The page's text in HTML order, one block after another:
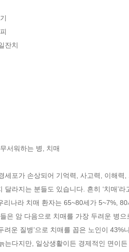
잔치
서워하는 병, 치매
세포가 손상되어 기억력, 사고력, 이해
달라지는 분들도 있습니다. 흔히 ‘치매’
리나라 치매 환자는 65~80세가 5~7%,
은 암 다음으로 치매를 가장 두려운 병
려운 질병’으로 치매를 꼽은 노인이 43%
는다지만, 일상생활이든 경제적인 면이